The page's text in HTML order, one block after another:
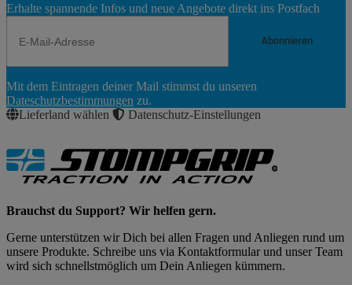
Erhalte spannende Infos und neue Angebote direkt ins Postfach
Abonnieren
Abonnieren
Mit dem Eintragen deiner Mail stimmst du unseren
Dateschutzbestimmungen zu.
Lieferland wählen
Datenschutz-Einstellungen
Brauchst du Support? Wir helfen gern.
Gerne unterstützen wir Dich bei allen Fragen und Anliegen rund um
unsere Produkte. Schreibe uns via Kontaktformular und unser Team
wird sich schnellstmöglich um Dein Anliegen kümmern.